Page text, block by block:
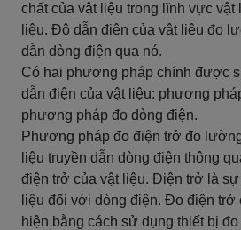
chất của vật liệu trong lĩnh vực vật
liệu. Độ dẫn điện của vật liệu đo
dẫn dòng điện qua nó.
Có hai phương pháp chính được
dẫn điện của vật liệu: phương
phương pháp đo dòng điện.
Phương pháp đo điện trở đo
liệu truyền dẫn dòng điện thông
điện trở của vật liệu. Điện trở là
liệu đối với dòng điện. Đo điện
hiện bằng cách sử dụng thiết bị